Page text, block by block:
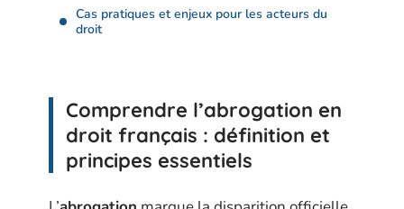
Cas pratiques et enjeux pour les acteurs du
droit
Comprendre l’abrogation en
droit français : définition et
principes essentiels